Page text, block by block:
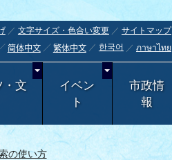
文字サイズ・色合い変更
サイトマップ
简体中文 繁体中文 한국어 ภาษาไทย
・文
イベン
ト
市政情
報
の使い方